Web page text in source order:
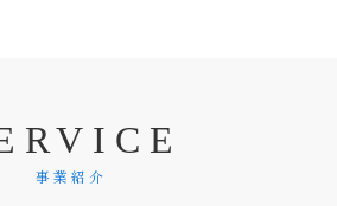
RV I C E
事業紹介